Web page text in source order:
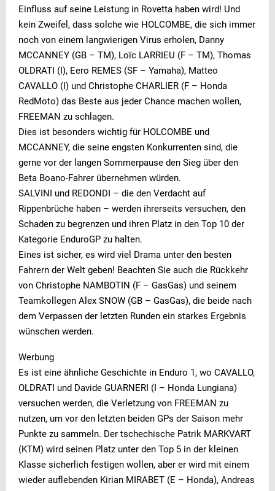
Einfluss auf seine Leistung in Rovetta haben wird! Und
kein Zweifel, dass solche wie HOLCOMBE, die sich immer
noch von einem langwierigen Virus erholen, Danny
MCCANNEY (GB – TM), Loïc LARRIEU (F – TM), Thomas
OLDRATI (I), Eero REMES (SF – Yamaha), Matteo
CAVALLO (I) und Christophe CHARLIER (F – Honda
RedMoto) das Beste aus jeder Chance machen wollen,
FREEMAN zu schlagen.
Dies ist besonders wichtig für HOLCOMBE und
MCCANNEY, die seine engsten Konkurrenten sind, die
gerne vor der langen Sommerpause den Sieg über den
Beta Boano-Fahrer übernehmen würden.
SALVINI und REDONDI – die den Verdacht auf
Rippenbrüche haben – werden ihrerseits versuchen, den
Schaden zu begrenzen und ihren Platz in den Top 10 der
Kategorie EnduroGP zu halten.
Eines ist sicher, es wird viel Drama unter den besten
Fahrern der Welt geben! Beachten Sie auch die Rückkehr
von Christophe NAMBOTIN (F – GasGas) und seinem
Teamkollegen Alex SNOW (GB – GasGas), die beide nach
dem Verpassen der letzten Runden ein starkes Ergebnis
wünschen werden.
Werbung
Es ist eine ähnliche Geschichte in Enduro 1, wo CAVALLO,
OLDRATI und Davide GUARNERI (I – Honda Lungiana)
versuchen werden, die Verletzung von FREEMAN zu
nutzen, um vor den letzten beiden GPs der Saison mehr
Punkte zu sammeln. Der tschechische Patrik MARKVART
(KTM) wird seinen Platz unter den Top 5 in der kleinen
Klasse sicherlich festigen wollen, aber er wird mit einem
wieder auflebenden Kirian MIRABET (E – Honda), Andreas